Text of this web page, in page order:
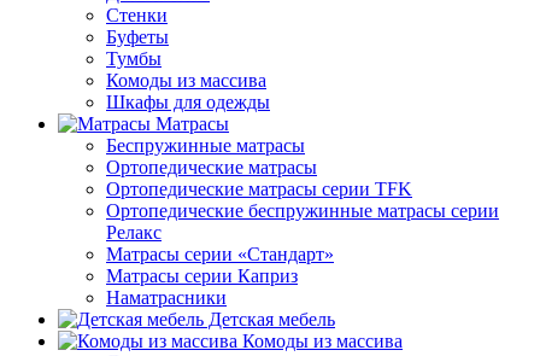
Стенки
Буфеты
Тумбы
Комоды из массива
Шкафы для одежды
Матрасы
Беспружинные матрасы
Ортопедические матрасы
Ортопедические матрасы серии TFK
Ортопедические беспружинные матрасы серии
Релакс
Матрасы серии «Стандарт»
Матрасы серии Каприз
Наматрасники
Детская мебель
Комоды из массива